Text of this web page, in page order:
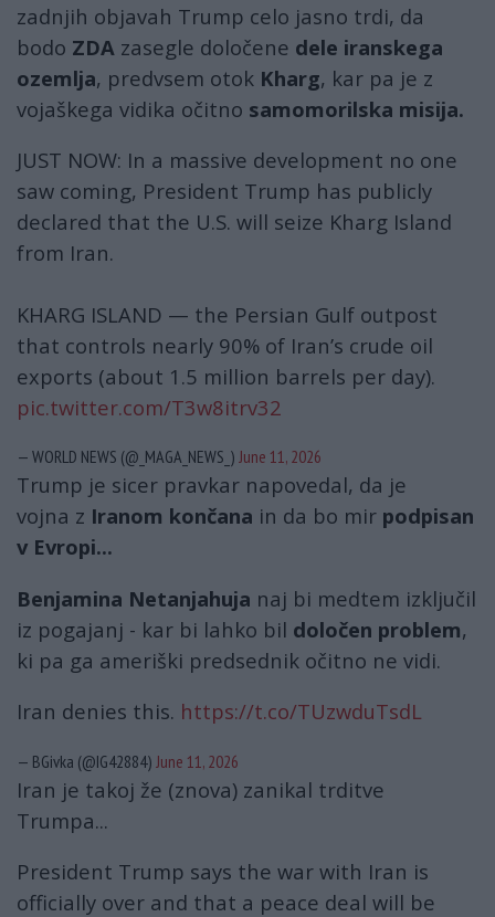
zadnjih objavah Trump celo jasno trdi, da
bodo ZDA zasegle določene dele iranskega
ozemlja, predvsem otok Kharg, kar pa je z
vojaškega vidika očitno samomorilska misija.
JUST NOW: In a massive development no one
saw coming, President Trump has publicly
declared that the U.S. will seize Kharg Island
from Iran.
KHARG ISLAND — the Persian Gulf outpost
that controls nearly 90% of Iran’s crude oil
exports (about 1.5 million barrels per day).
pic.twitter.com/T3w8itrv32
— WORLD NEWS (@_MAGA_NEWS_) June 11, 2026
Trump je sicer pravkar napovedal, da je
vojna z Iranom končana in da bo mir podpisan
v Evropi...
Benjamina Netanjahuja naj bi medtem izključil
iz pogajanj - kar bi lahko bil določen problem,
ki pa ga ameriški predsednik očitno ne vidi.
Iran denies this. https://t.co/TUzwduTsdL
— BGivka (@IG42884) June 11, 2026
Iran je takoj že (znova) zanikal trditve
Trumpa...
President Trump says the war with Iran is
officially over and that a peace deal will be